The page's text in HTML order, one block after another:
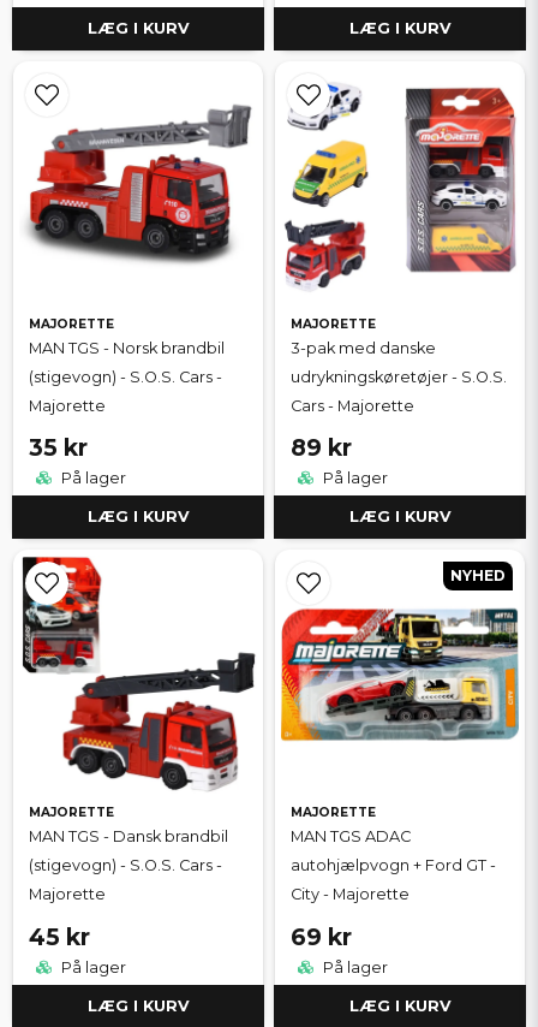
LÆG I KURV LÆG I KURV
MAJORETTE
MAN TGS - Norsk brandbil
(stigevogn) - S.O.S. Cars -
Majorette
35 kr
På lager
LÆG I KURV
MAJORETTE
3-pak med danske
udrykningskøretøjer - S.O.S.
Cars - Majorette
89 kr
På lager
LÆG I KURV
MAJORETTE
MAN TGS - Dansk brandbil
(stigevogn) - S.O.S. Cars -
Majorette
45 kr
På lager
LÆG I KURV
MAJORETTE
MAN TGS ADAC
autohjælpvogn + Ford GT -
City - Majorette
69 kr
På lager
LÆG I KURV
NYHED